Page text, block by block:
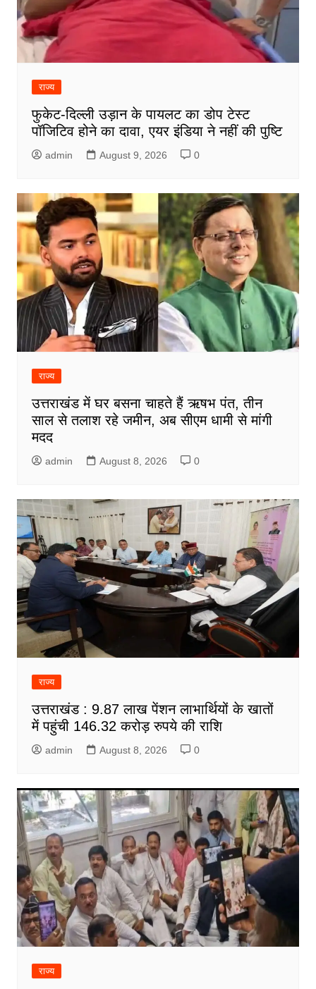
राज्य
फुकेट-दिल्ली उड़ान के पायलट का डोप टेस्ट
पॉजिटिव होने का दावा, एयर इंडिया ने नहीं की पुष्टि
admin August 9, 2026 0
राज्य
उत्तराखंड में घर बसना चाहते हैं ऋषभ पंत, तीन
साल से तलाश रहे जमीन, अब सीएम धामी से मांगी
मदद
admin August 8, 2026 0
राज्य
उत्तराखंड : 9.87 लाख पेंशन लाभार्थियों के खातों
में पहुंची 146.32 करोड़ रुपये की राशि
admin August 8, 2026 0
राज्य